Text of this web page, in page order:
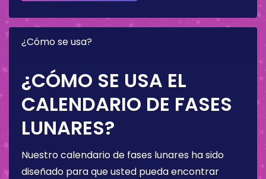
¿Cómo se usa?
¿CÓMO SE USA EL
CALENDARIO DE FASES
LUNARES?
Nuestro calendario de fases lunares ha sido
diseñado para que usted pueda encontrar